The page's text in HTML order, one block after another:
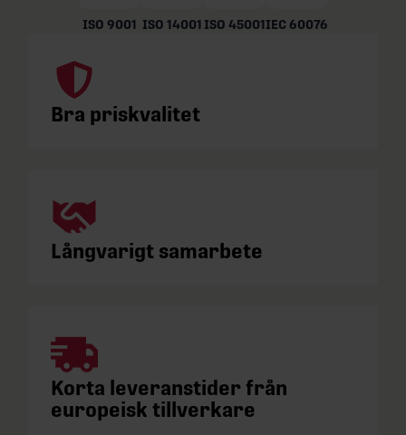
ISO 9001 ISO 14001 ISO 45001IEC 60076
Bra priskvalitet
Långvarigt samarbete
Korta leveranstider från
europeisk tillverkare